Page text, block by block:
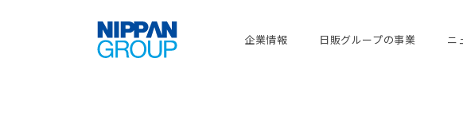
企業情報 日販グループの事業 ニ